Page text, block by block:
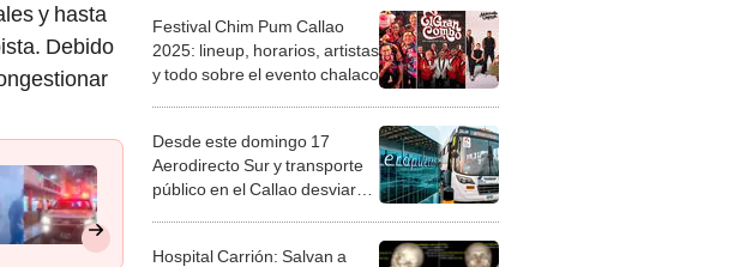
y hasta
Debido
Festival Chim Pum Callao
2025: lineup, horarios, artistas
y todo sobre el evento chalaco
Desde este domingo 17
Aerodirecto Sur y transporte
público en el Callao desviarán
Hospital Carrión: Salvan a